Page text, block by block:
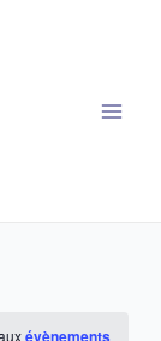
évènements